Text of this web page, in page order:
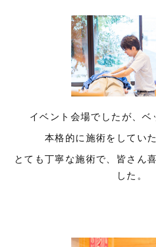
イベント会場でしたが、ベ
本格的に施術をしてい
とても丁寧な施術で、皆さん
した。